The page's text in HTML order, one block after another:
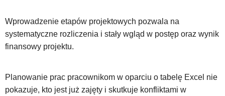
Wprowadzenie etapów projektowych pozwala na
systematyczne rozliczenia i stały wgląd w postęp oraz wynik
finansowy projektu.
Planowanie prac pracownikom w oparciu o tabelę Excel nie
pokazuje, kto jest już zajęty i skutkuje konfliktami w